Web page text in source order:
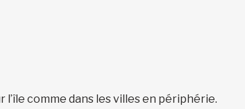
comme dans les villes en périphérie.